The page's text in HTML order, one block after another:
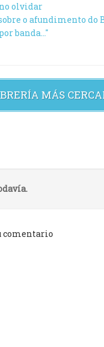
olvidar
o afundimento do
banda…"
MÁS
comentario